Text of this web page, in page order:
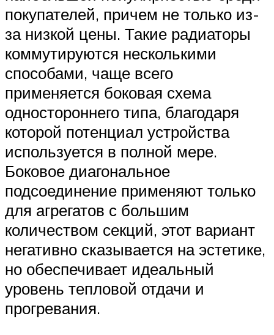
покупателей, причем не только из-
за низкой цены. Такие радиаторы
коммутируются несколькими
способами, чаще всего
применяется боковая схема
одностороннего типа, благодаря
которой потенциал устройства
используется в полной мере.
Боковое диагональное
подсоединение применяют только
для агрегатов с большим
количеством секций, этот вариант
негативно сказывается на эстетике,
но обеспечивает идеальный
уровень тепловой отдачи и
прогревания.